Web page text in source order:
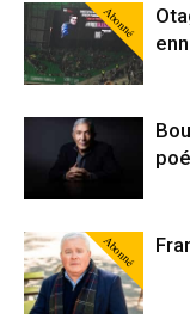
Abonné
Abonné